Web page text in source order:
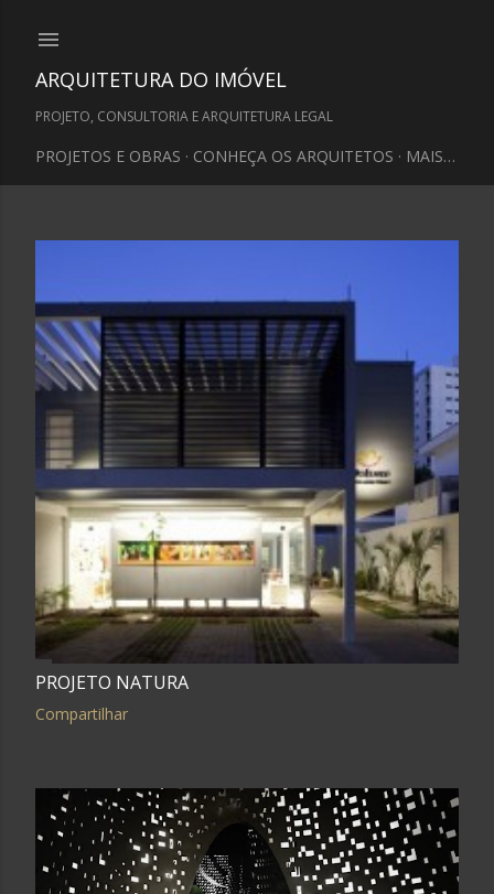
ARQUITETURA DO IMÓVEL
PROJETO, CONSULTORIA E ARQUITETURA LEGAL
PROJETOS E OBRAS CONHEÇA OS ARQUITETOS MAIS…
P
o
s
t
a
g
n
s
PROJETO NATURA
Compartilhar